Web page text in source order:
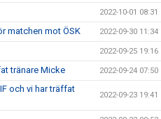
2022-10-01 08:31
matchen mot ÖSK 2022-09-30 11:34
2022-09-25 19:16
tränare Micke 2022-09-24 07:50
och vi har träffat
2022-09-23 19:41